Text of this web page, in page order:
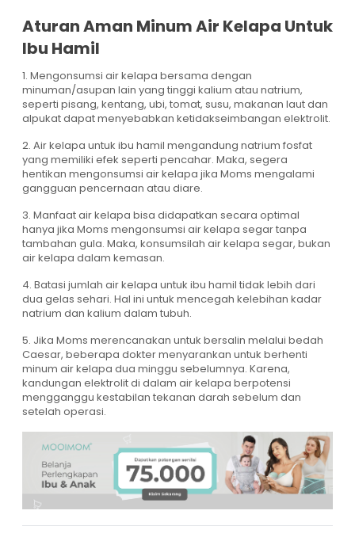
Aturan Aman Minum Air Kelapa Untuk
Ibu Hamil
1. Mengonsumsi air kelapa bersama dengan
minuman/asupan lain yang tinggi kalium atau natrium,
seperti pisang, kentang, ubi, tomat, susu, makanan laut dan
alpukat dapat menyebabkan ketidakseimbangan elektrolit.
2. Air kelapa untuk ibu hamil mengandung natrium fosfat
yang memiliki efek seperti pencahar. Maka, segera
hentikan mengonsumsi air kelapa jika Moms mengalami
gangguan pencernaan atau diare.
3. Manfaat air kelapa bisa didapatkan secara optimal
hanya jika Moms mengonsumsi air kelapa segar tanpa
tambahan gula. Maka, konsumsilah air kelapa segar, bukan
air kelapa dalam kemasan.
4. Batasi jumlah air kelapa untuk ibu hamil tidak lebih dari
dua gelas sehari. Hal ini untuk mencegah kelebihan kadar
natrium dan kalium dalam tubuh.
5. Jika Moms merencanakan untuk bersalin melalui bedah
Caesar, beberapa dokter menyarankan untuk berhenti
minum air kelapa dua minggu sebelumnya. Karena,
kandungan elektrolit di dalam air kelapa berpotensi
mengganggu kestabilan tekanan darah sebelum dan
setelah operasi.